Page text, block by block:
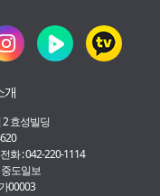
개
효성빌딩
화 : 042-220-1114
도일보
00003